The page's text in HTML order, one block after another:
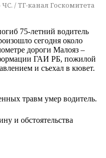
/ ТГ-канал Госкомитета
75-летний водитель
сегодня около
дороги Малояз –
ГАИ РБ, пожилой
и съехал в кювет.
травм умер водитель.
и обстоятельства